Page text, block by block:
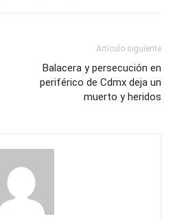
Artículo siguiente
Balacera y persecución en
periférico de Cdmx deja un
muerto y heridos